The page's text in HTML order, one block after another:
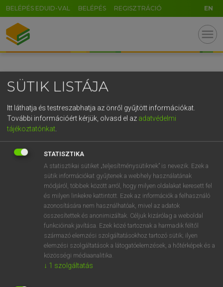
BELÉPÉS EDUID-VAL BELÉPÉS REGISZTRÁCIÓ EN
menu
OOOOPS!
SÜTIK LISTÁJA
Itt láthatja és testreszabhatja az önről gyűjtött információkat.
További információért kérjük, olvasd el az adatvédelmi
tájékoztatónkat
STATISZTIKA
A statisztikai sütiket „teljesítménysütiknek” is nevezik. Ezek a
sütik információkat gyűjtenek a webhely használatának
módjáról, többek között arról, hogy milyen oldalakat keresett fel
és milyen linkekre kattintott. Ezek az információk a felhasználó
azonosítására nem használhatóak, mivel az adatok
összesítettek és anonimizáltak. Céljuk kizárólag a weboldal
funkcióinak javítása. Ezek közé tartoznak a harmadik féltől
származó elemzési szolgáltatásokhoz tartozó sütik; ilyen
elemzési szolgáltatások a látogatóelemzések, a hőtérképek és a
közösségi médiaanalitika.
↓ 1 szolgáltatás
GR
5
g h k l
v b n m , . - AltGr